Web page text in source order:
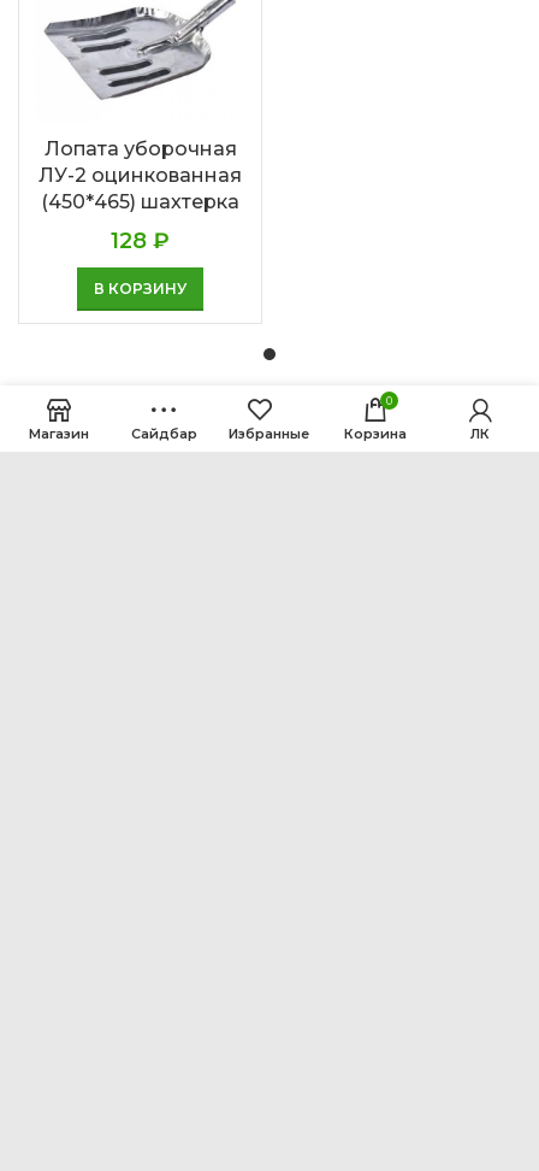
Лопата уборочная
ЛУ-2 оцинкованная
(450*465) шахтерка
128 ₽
В КОРЗИНУ
Магазин Сайдбар Избранные
0
Корзина ЛК